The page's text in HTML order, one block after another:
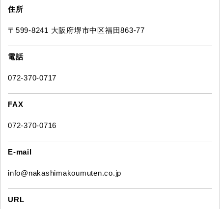
住所
〒599-8241 大阪府堺市中区福田863-77
電話
072-370-0717
FAX
072-370-0716
E-mail
info@nakashimakoumuten.co.jp
URL